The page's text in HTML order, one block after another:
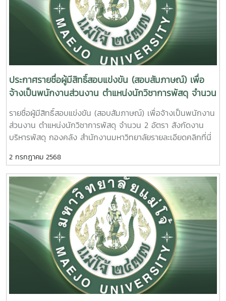
ประกาศรายชื่อผู้มีสิทธิ์สอบแข่งขัน (สอบสัมภาษณ์) เพื่อ
จ้างเป็นพนักงานส่วนงาน ตำแหน่งนักวิชาการพัสดุ จำนวน
2 อัตรา สังกัดงานบริหารพัสดุ กองคลัง สำนักงาน
มหาวิทยาลัย
รายชื่อผู้มีสิทธิ์สอบแข่งขัน (สอบสัมภาษณ์) เพื่อจ้างเป็นพนักงาน
ส่วนงาน ตำแหน่งนักวิชาการพัสดุ จำนวน 2 อัตรา สังกัดงาน
บริหารพัสดุ กองคลัง สำนักงานมหาวิทยาลัยรายละเอียดคลิกที่นี่
2 กรกฎาคม 2568